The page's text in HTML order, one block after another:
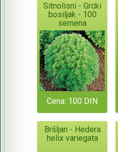
Sitnolisni - Grcki
bosiljak - 100
semena
Cena: 100 DIN
Bršljan - Hedera
helix variegata